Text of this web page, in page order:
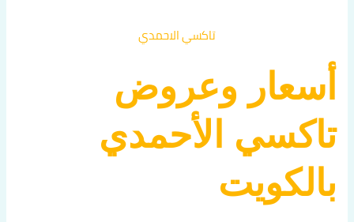
تاكسي الاحمدي
أسعار وعروض
تاكسي الأحمدي
بالكويت